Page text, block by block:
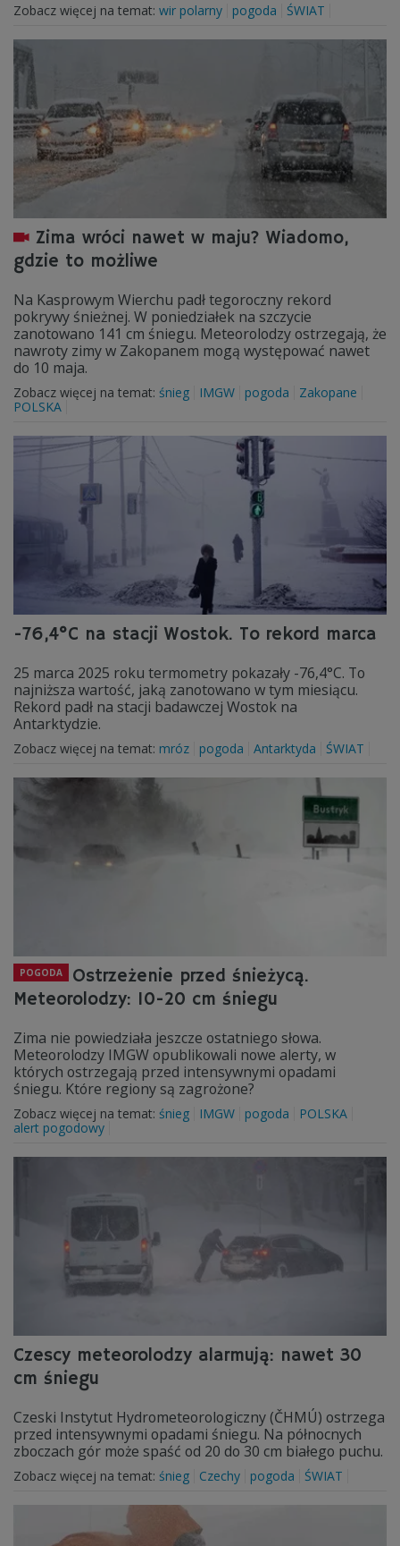
Zobacz więcej na temat: wir polarny pogoda ŚWIAT
Zima wróci nawet w maju? Wiadomo,
gdzie to możliwe
Na Kasprowym Wierchu padł tegoroczny rekord
pokrywy śnieżnej. W poniedziałek na szczycie
zanotowano 141 cm śniegu. Meteorolodzy ostrzegają, że
nawroty zimy w Zakopanem mogą występować nawet
do 10 maja.
Zobacz więcej na temat: śnieg IMGW pogoda
Zakopane
POLSKA
-76,4°C na stacji Wostok. To rekord marca
25 marca 2025 roku termometry pokazały -76,4°C. To
najniższa wartość, jaką zanotowano w tym miesiącu.
Rekord padł na stacji badawczej Wostok na
Antarktydzie.
Zobacz więcej na temat: mróz pogoda Antarktyda ŚWIAT
POGODA
Ostrzeżenie przed śnieżycą.
Meteorolodzy: 10-20 cm śniegu
Zima nie powiedziała jeszcze ostatniego słowa.
Meteorolodzy IMGW opublikowali nowe alerty, w
których ostrzegają przed intensywnymi opadami
śniegu. Które regiony są zagrożone?
Zobacz więcej na temat: śnieg IMGW pogoda
POLSKA
alert pogodowy
Czescy meteorolodzy alarmują: nawet 30
cm śniegu
Czeski Instytut Hydrometeorologiczny (ČHMÚ) ostrzega
przed intensywnymi opadami śniegu. Na północnych
zboczach gór może spaść od 20 do 30 cm białego puchu.
Zobacz więcej na temat: śnieg Czechy pogoda ŚWIAT